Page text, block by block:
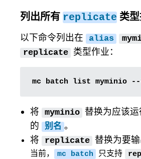
列出所有 replicate 类
以下命令列出在 alias
replicate 类型作业：
mc batch list myminio --
将 myminio
替换为应该
的
别名 。
将
replicate 替换为要输
当前， mc batch 只支持